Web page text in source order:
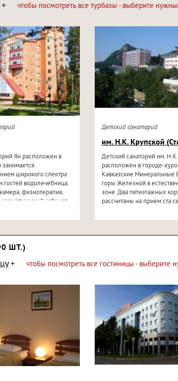
чтобы посмотреть все турбазы - выберите
Ян расположен в
широкого спектра
гостей водолечебница,
физиотерапия,
кабинет...
Детский санаторий
им. Н.К. Крупской
Детский санаторий им.
расположен в городе-
Кавказские Минеральные
горы Железной в
зоне. Два пятиэтажных
рассчитаны на прием ста
ШТ.)
чтобы посмотреть все гостиницы - выберите